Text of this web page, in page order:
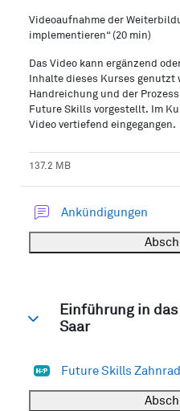
Videoaufnahme der
implementieren“ (20 min)
Das Video kann ergänzend
Inhalte dieses Kurses genutzt
Handreichung und der
Future Skills vorgestellt. Im
Video vertiefend eingegangen.
137.2 MB
Ankündigungen
Einklappen
Einführung in
Saar
Future Skills Zahnrad